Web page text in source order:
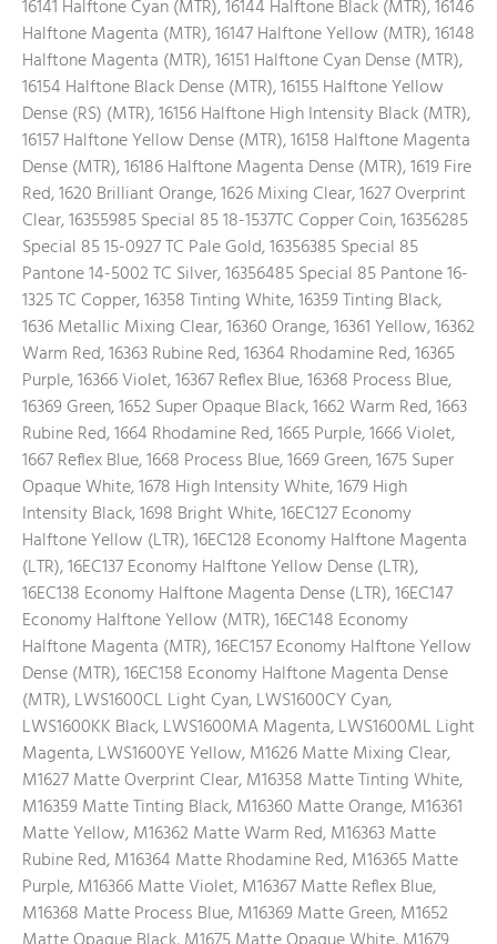
16141 Halftone Cyan (MTR), 16144 Halftone Black (MTR), 16146
Halftone Magenta (MTR), 16147 Halftone Yellow (MTR), 16148
Halftone Magenta (MTR), 16151 Halftone Cyan Dense (MTR),
16154 Halftone Black Dense (MTR), 16155 Halftone Yellow
Dense (RS) (MTR), 16156 Halftone High Intensity Black (MTR),
16157 Halftone Yellow Dense (MTR), 16158 Halftone Magenta
Dense (MTR), 16186 Halftone Magenta Dense (MTR), 1619 Fire
Red, 1620 Brilliant Orange, 1626 Mixing Clear, 1627 Overprint
Clear, 16355985 Special 85 18-1537TC Copper Coin, 16356285
Special 85 15-0927 TC Pale Gold, 16356385 Special 85
Pantone 14-5002 TC Silver, 16356485 Special 85 Pantone 16-
1325 TC Copper, 16358 Tinting White, 16359 Tinting Black,
1636 Metallic Mixing Clear, 16360 Orange, 16361 Yellow, 16362
Warm Red, 16363 Rubine Red, 16364 Rhodamine Red, 16365
Purple, 16366 Violet, 16367 Reflex Blue, 16368 Process Blue,
16369 Green, 1652 Super Opaque Black, 1662 Warm Red, 1663
Rubine Red, 1664 Rhodamine Red, 1665 Purple, 1666 Violet,
1667 Reflex Blue, 1668 Process Blue, 1669 Green, 1675 Super
Opaque White, 1678 High Intensity White, 1679 High
Intensity Black, 1698 Bright White, 16EC127 Economy
Halftone Yellow (LTR), 16EC128 Economy Halftone Magenta
(LTR), 16EC137 Economy Halftone Yellow Dense (LTR),
16EC138 Economy Halftone Magenta Dense (LTR), 16EC147
Economy Halftone Yellow (MTR), 16EC148 Economy
Halftone Magenta (MTR), 16EC157 Economy Halftone Yellow
Dense (MTR), 16EC158 Economy Halftone Magenta Dense
(MTR), LWS1600CL Light Cyan, LWS1600CY Cyan,
LWS1600KK Black, LWS1600MA Magenta, LWS1600ML Light
Magenta, LWS1600YE Yellow, M1626 Matte Mixing Clear,
M1627 Matte Overprint Clear, M16358 Matte Tinting White,
M16359 Matte Tinting Black, M16360 Matte Orange, M16361
Matte Yellow, M16362 Matte Warm Red, M16363 Matte
Rubine Red, M16364 Matte Rhodamine Red, M16365 Matte
Purple, M16366 Matte Violet, M16367 Matte Reflex Blue,
M16368 Matte Process Blue, M16369 Matte Green, M1652